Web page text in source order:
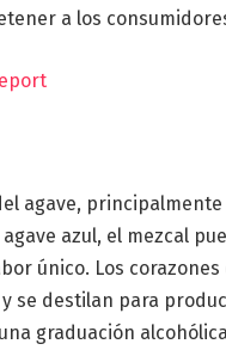
a los
agave, principalmente
azul, el mezcal
único. Los corazones
se destilan para
graduación